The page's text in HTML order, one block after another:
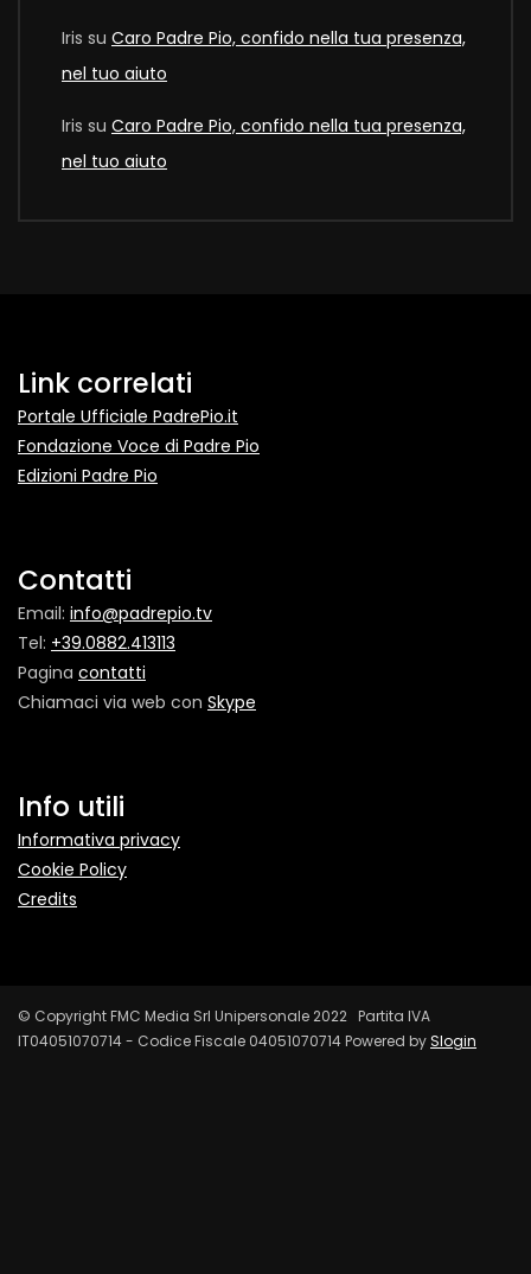
Iris su Caro Padre Pio, confido nella tua presenza,
nel tuo aiuto
Iris su Caro Padre Pio, confido nella tua presenza,
nel tuo aiuto
Link correlati
Portale Ufficiale PadrePio.it
Fondazione Voce di Padre Pio
Edizioni Padre Pio
Contatti
Email: info@padrepio.tv
Tel: +39.0882.413113
Pagina contatti
Chiamaci via web con Skype
Info utili
Informativa privacy
Cookie Policy
Credits
© Copyright FMC Media Srl Unipersonale 2022 Partita IVA
IT04051070714 - Codice Fiscale 04051070714 Powered bySlogin